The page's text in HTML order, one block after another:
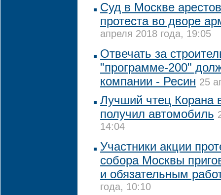
Суд в Москве
протеста во дворе
апреля 2018 года, 19:05
Отвечать за
"программе-200"
компании - Ресин 25
Лучший чтец Корана
получил автомобиль
14:04
Участники акции
собора Москвы
и обязательным
года, 10:10